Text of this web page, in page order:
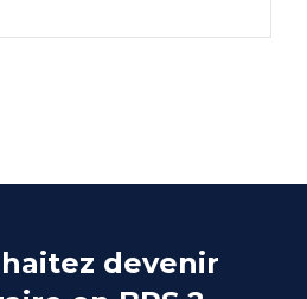
devenir